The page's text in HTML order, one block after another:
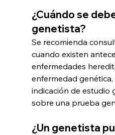
¿Cuándo se
genetista?
Se recomienda
cuando existen
enfermedades
enfermedad
indicación de estudio
sobre una prueba
¿Un genetista